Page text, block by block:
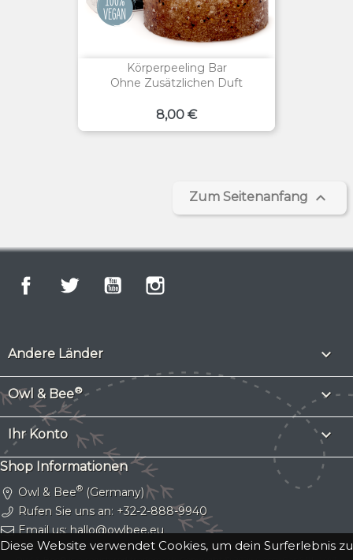
Diese Website verwendet Cookies, um dein Surferlebnis zu
Körperpeeling Bar
Ohne Zusätzlichen Duft
Preis
8,00 €
Zum Seitenanfang 
FacebookTwitter YouTube
Andere Länder 
Owl & Bee® 
Ihr Konto 
Shop Informationen
Owl & Bee®(Germany)
Rufen Sie uns an: +32-2-888-9940
Email us: hallo@owlbee.eu